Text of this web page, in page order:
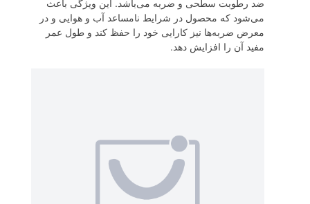
می‌شود که محصول در شرایط نامساعد آب و هوایی و در
معرض ضربه‌ها نیز کارایی خود را حفظ کند و طول عمر
مفید آن را افزایش دهد.